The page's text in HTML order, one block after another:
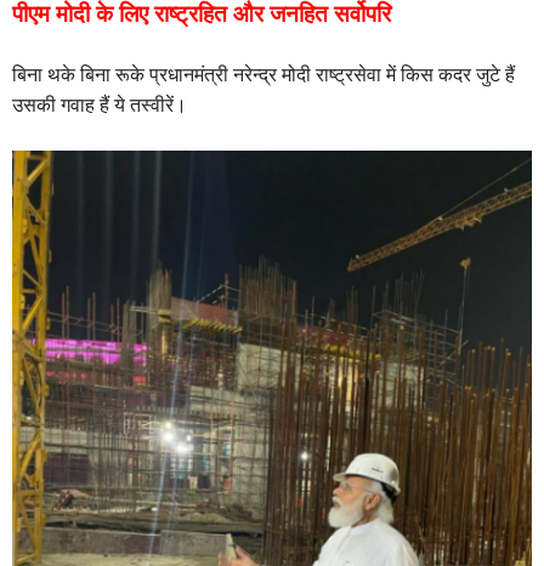
पीएम मोदी के लिए राष्ट्रहित और जनहित सर्वोपरि
बिना थके बिना रूके प्रधानमंत्री नरेन्द्र मोदी राष्ट्रसेवा में किस कदर जुटे हैं
उसकी गवाह हैं ये तस्वीरें।